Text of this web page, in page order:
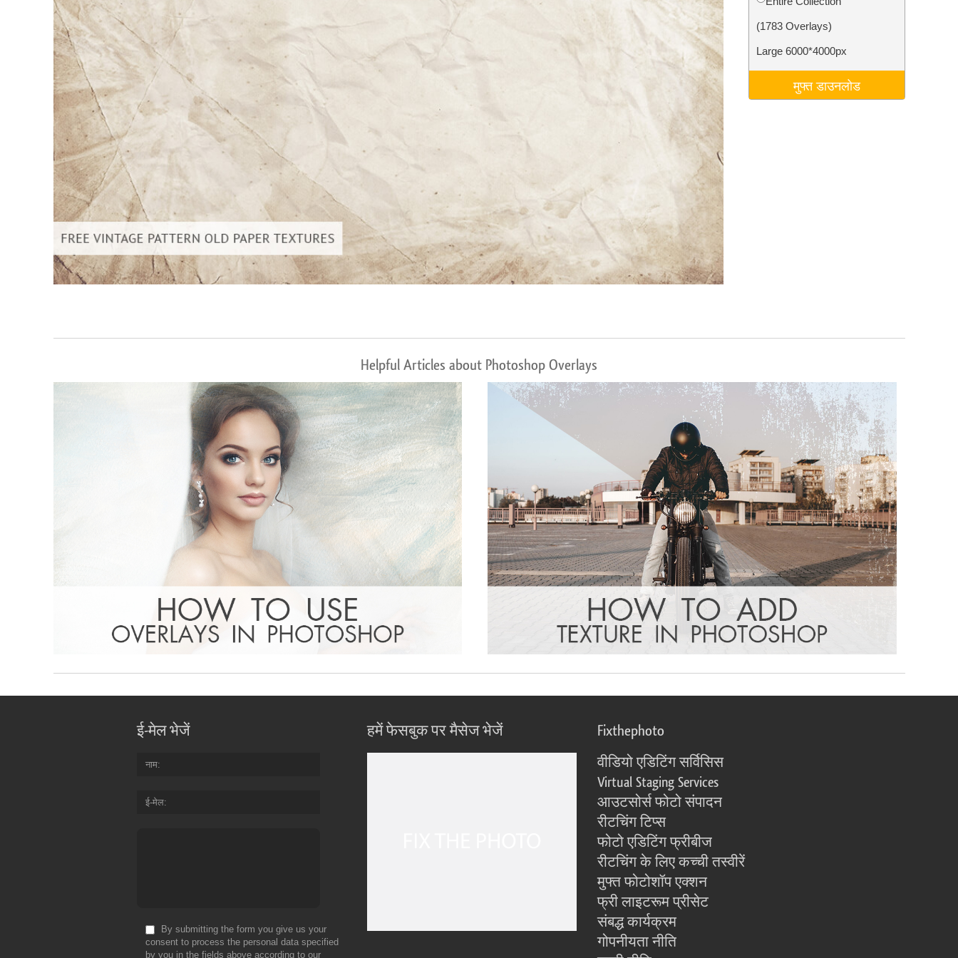
ज्वैलरी रीटचिंग सर्विसेज एआई प्रशिक्षण डेटा Video Editing Services
(1783 Overlays)
Large 6000*4000px
मुफ्त डाउनलोड
Helpful Articles about Photoshop Overlays
ई-मेल भेजें
नाम
ई-मेल
By submitting the form you give us your
consent to process the personal data specified
by you in the fields above according to our
हमें फेसबुक पर मैसेज भेजें Fixthephoto
वीडियो एडिटिंग सर्विसिस
Virtual Staging Services
आउटसोर्स फोटो संपादन
रीटचिंग टिप्स
फोटो एडिटिंग फ्रीबीज
रीटचिंग के लिए कच्ची तस्वीरें
मुफ्त फोटोशॉप एक्शन
फ्री लाइटरूम प्रीसेट
संबद्ध कार्यक्रम
गोपनीयता नीति